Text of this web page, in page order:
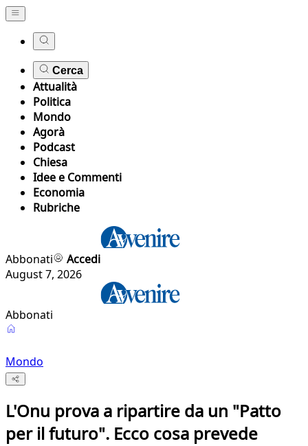
Cerca
Attualità
Politica
Mondo
Agorà
Podcast
Chiesa
Idee e Commenti
Economia
Rubriche
Abbonati
Accedi
August 7, 2026
Abbonati
Mondo
L'Onu prova a ripartire da un "Patto
per il futuro". Ecco cosa prevede